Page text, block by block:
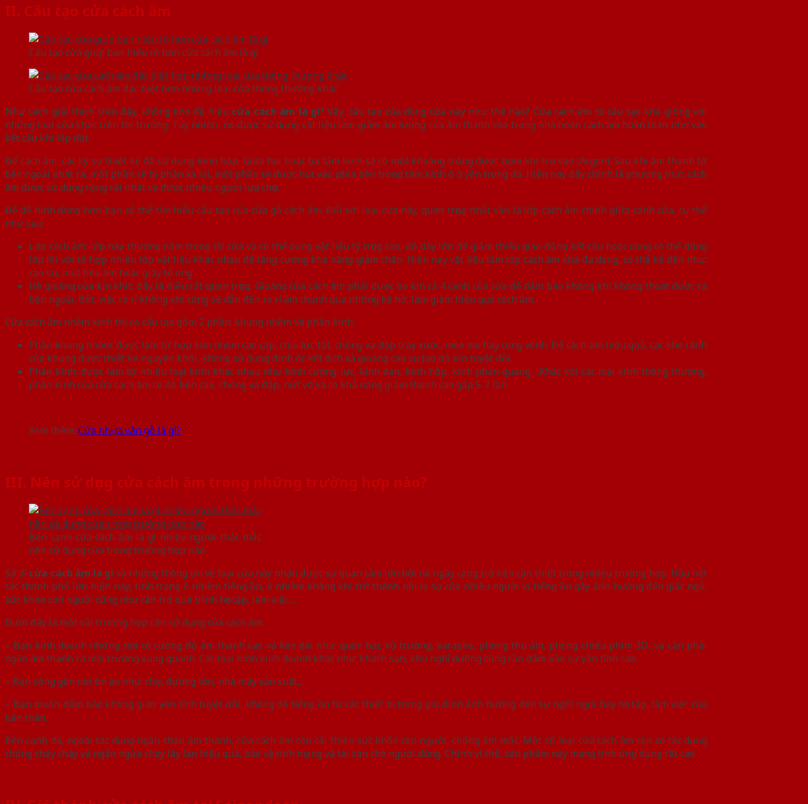
II. Cấu tạo cửa cách âm
Cấu tạo cửa giúp bạn hiểu rõ hơn cửa cách âm là gì
Cấu tạo cửa cách âm đặc biệt hơn những loại cửa thông thường khác
Như cách giải thích trên đây, không khó để hiểu cửa cách âm là gì? Vậy, cấu tạo của dòng cửa này như thế nào? Cửa cách âm có cấu tạo khá giống với
những loại cửa khác trên thị trường. Tuy nhiên, nó được sử dụng vật liệu làm giảm âm lượng của âm thanh vào trong nhà hoàn cách âm hoàn toàn nhờ vào
kết cấu khi lắp đặt.
Để cách âm, các kỹ sư thiết kế đã sử dụng kính hộp. Giữa hai hoặc ba tấm kính sẽ có một khoảng trống được bơm khí trơ vào (Argon). Sau khi âm thanh từ
bên ngoài phát ra, một phần sẽ bị phản xạ lại, một phần sẽ được hút vào phía bên trong tấm kính ở ở yên trong đó. Hiện nay đây chính là phương thức cách
âm được sử dụng rộng rãi nhất và được nhiều người lựa chọn.
Để dễ hình dung hơn bạn có thể tìm hiểu cấu tạo của cửa gỗ cách âm. Đối với loại cửa này, quan trọng nhất vẫn là lớp cách âm chính giữa cánh cửa, cụ thể
như sau:
Lớp cách âm: lớp này thường nằm trong lõi cửa và có thể dùng vật liệu tỷ trọng cao, độ dày lớn để giảm thiểu giao động kết cấu hoặc cũng có thể dùng
lớp lõi với tổ hợp nhiều lớp vật liệu khác nhau để tăng cường khả năng giảm chấn. Hiện nay vật liệu làm lớp cách âm khá đa dạng, có thể kể đến như:
cao su, mút tiêu âm hoặc giấy tổ ong.
Hệ gioăng cửa kín khít: đây là điều rất quan trọng. Gioăng cửa cách âm phải được bo kín cả 4 cạnh của cửa để đảm bảo không khí không thoát được ra
bên ngoài. Bởi, việc rò rỉ không khí cũng sẽ dẫn đến rò rỉ âm thanh qua những kẽ hở, làm giảm hiệu quả cách âm.
Cửa cách âm nhôm kính thì có cấu tạo gồm 2 phần: khung nhôm và phần kính:
Phần khung nhôm: được làm từ hợp kim nhôm cao cấp, chịu lực tốt, chống va đập trầy xước, méo mó hay cong vênh. Để cách âm hiệu quả, các khe rãnh
của khung được thiết kế nguyên khối, không sử dụng đinh ốc kết dịch và gioăng cao su tạo độ kín tuyệt đối.
Phần kính: được làm từ nhiều loại kính khác nhau như kính cường lực, kính dán, kính hộp, kính phản quang,…Khác với các loại kính thông thường,
phần kính của cửa cách âm có độ bền cao, chống va đập, nứt vỡ và có khả năng giảm thanh cao gấp 5-7 lần.
Xem thêm: Cửa nhựa vân gỗ là gì?
III. Nên sử dụng cửa cách âm trong những trường hợp nào?
Bên cạnh cửa cách âm là gì nhiều người thắc mắc
nên sử dụng cửa trong trường hợp nào
Sở dĩcửa cách âm là gì và những thông tin về loại cửa này nhận được sự quan tâm lớn bởi nó ngày càng trở nên cần thiết trong nhiều trường hợp. Hầu hết
các thành phố lớn hiện nay, tình trạng ô nhiễm tiếng ồn, ô nhiễm không khí trở thành nỗi lo sợ của nhiều người vì tiếng ồn gây ảnh hưởng đến giấc ngủ,
sức khỏe con người cũng như cản trở quá trình học tập, làm việc,…
Dưới đây là một vài trường hợp cần sử dụng cửa cách âm:
– Bạn kinh doanh những nơi có cường độ âm thanh cao và kéo dài như: quán bar, vũ trường, karaoke, phòng thu âm, phòng chiếu phim 3D…và cần phải
ngăn âm thanh ra môi trường xung quanh. Các loại hình kinh doanh khác như: khách sạn, khu nghỉ dưỡng cũng cần đảm bảo sự yên tĩnh cao.
– Bạn sống gần nơi ồn ào như: chợ, đường lớn, nhà máy sản xuất,…
– Bạn muốn đảm bảo không gian yên tĩnh tuyệt đối, không để tiếng ồn từ các thiết bị trong gia đình ảnh hưởng đến sự nghỉ ngơi hay học tập, làm việc của
bản thân.
Bên cạnh đó, ngoài tác dụng ngăn chặn âm thanh, cửa cách âm còn cải thiện sức khỏe con người, chống ẩm mốc. Một số loại cửa cách âm còn có tác dụng
chống cháy cháy và ngăn ngừa cháy lây lan hiệu quả, bảo vệ tính mạng và tài sản cho người dùng. Chính vì thế, sản phẩm này mang tính ứng dụng rất cao.